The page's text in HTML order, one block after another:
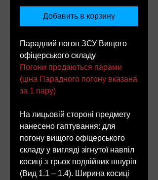
Добавить в корзину
Парадний погон ЗСУ Вищого
офіцерського складу
Погони продаються парами
(ціна Парадного погону вказана
за 1 пару)
На лицьовій стороні предмету
нанесено гаптування: для
погону вищого офіцерського
складу у вигляді зігнутої навпіл
косиці з трьох подвійних шнурів
(Вид 1.1 – 1.4). Ширина косиці